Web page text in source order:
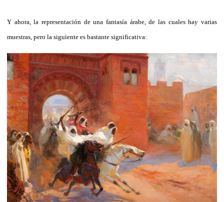
Y ahora, la representación de una fantasía árabe, de las cuales hay varias
muestras, pero la siguiente es bastante significativa: